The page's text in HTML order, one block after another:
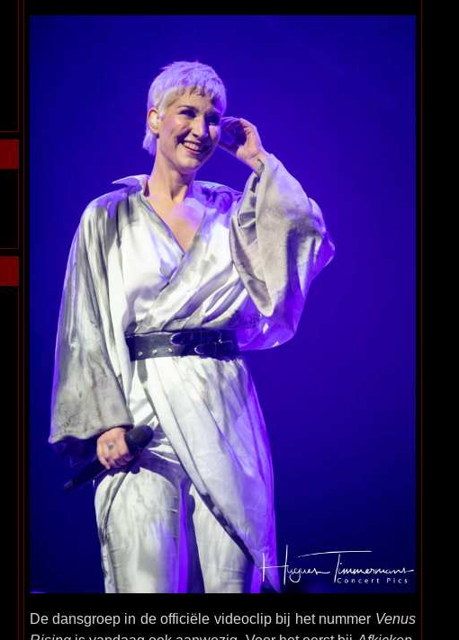
De dansgroep in de officiële videoclip bij het nummer Venus